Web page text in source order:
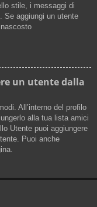
stile, i messaggi di
Se aggiungi un utente
un utente dalla
All’interno del profilo
alla tua lista amici
Utente puoi aggiungere
Puoi anche